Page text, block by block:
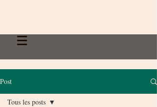
Post
Tous les posts